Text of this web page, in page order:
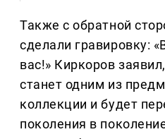
Также с обратной
сделали гравировку:
вас!» Киркоров
станет одним из
коллекции и будет
поколения в